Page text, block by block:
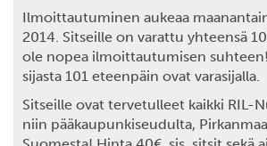
Ilmoittautuminen aukeaa
2014. Sitseille on varattu yhteensä
ole nopea ilmoittautumisen
sijasta 101 eteenpäin ovat varasijalla.
Sitseille ovat tervetulleet kaikki RIL-
niin pääkaupunkiseudulta,